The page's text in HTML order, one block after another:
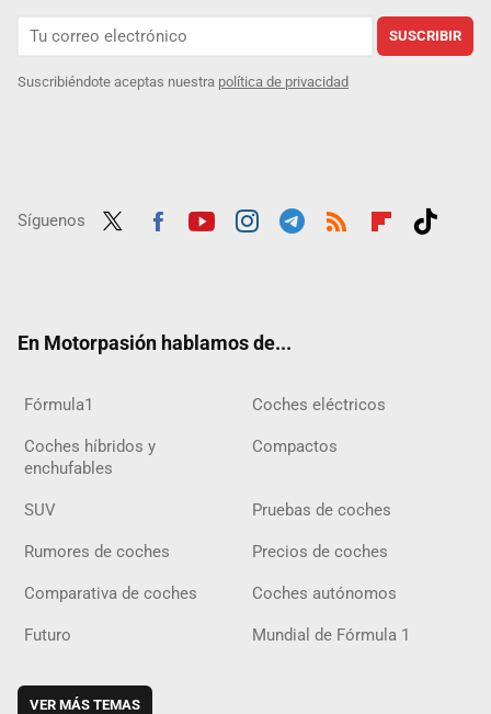
SUSCRIBIR
Suscribiéndote aceptas nuestra política de privacidad
Síguenos
En Motorpasión hablamos de...
Fórmula1 Coches eléctricos
Coches híbridos y
enchufables
Compactos
SUV Pruebas de coches
Rumores de coches Precios de coches
Comparativa de coches Coches autónomos
Futuro Mundial de Fórmula 1
VER MÁS TEMAS